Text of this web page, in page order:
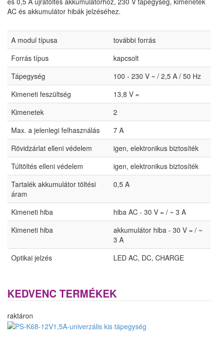
AC és akkumulátor hibák jelzéséhez.
A modul típusa
további forrás
Forrás típus
kapcsolt
Tápegység
100 - 230 V ~ / 2,5 A / 50 Hz
Kimeneti feszültség
13,8 V =
Kimenetek
2
Max. a jelenlegi felhasználás
7 A
Rövidzárlat elleni védelem
igen, elektronikus biztosíték
Túltöltés elleni védelem
igen, elektronikus biztosíték
Tartalék akkumulátor töltési
áram
0,5 A
Kimeneti hiba
hiba AC - 30 V = / ~ 3 A
Kimeneti hiba
akkumulátor hiba - 30 V = / ~
3 A
Optikai jelzés
LED AC, DC, CHARGE
KEDVENC TERMÉKEK
raktáron